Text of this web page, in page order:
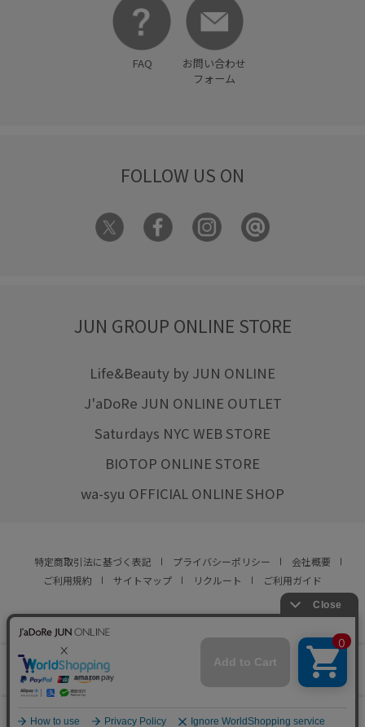
0
FAQ
お問い合わせ
フォーム
FOLLOW US ON
JUN GROUP ONLINE STORE
Life&Beauty by JUN ONLINE
J'aDoRe JUN ONLINE OUTLET
Saturdays NYC WEB STORE
BIOTOP ONLINE STORE
wa-syu OFFICIAL ONLINE SHOP
特定商取引法に基づく表記 プライバシーポリシー
会社概要
ご利用規約
サイトマップ リクルート ご利用ガイド
© JUN CO.,LTD. ALL RIGHTS RESERVED.
店舗在庫
をみる
この商品は現在販売しておりません